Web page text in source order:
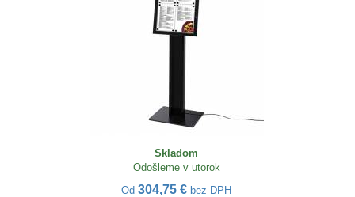
Skladom
Odošleme v utorok
Od 304,75 € bez DPH